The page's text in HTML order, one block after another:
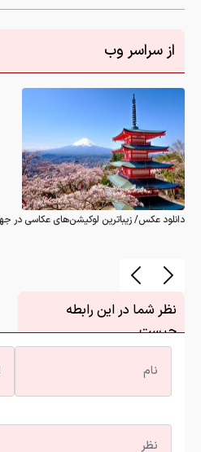
از سراسر وب
دانلود عکس/ زیباترین لوکیشن‌های عکاسی در
نظر شما در این رابطه
چیست